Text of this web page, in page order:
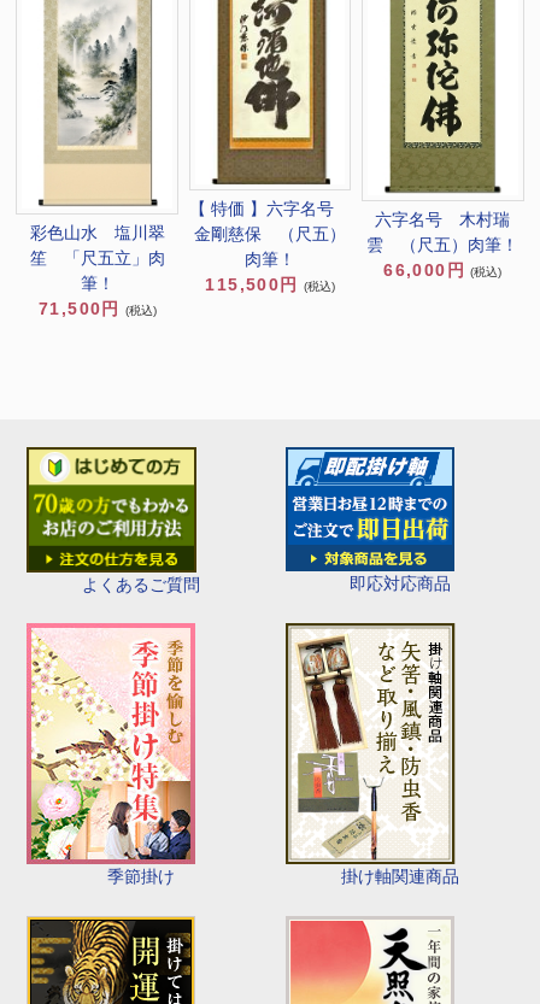
よくあるご質問 即応対応商品
季節掛け 掛け軸関連商品
彩色山水 塩川翠
笙 「尺五立」肉
筆！
71,500円
(税込)
【 特価 】六字名号
金剛慈保 （尺五）
肉筆！
115,500円
(税込)
六字名号 木村瑞
雲 （尺五）肉筆！
66,000円
(税込)